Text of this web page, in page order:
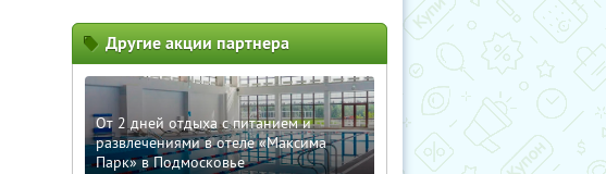
Другие акции партнера
От 2 дней отдыха с питанием и
развлечениями в отеле «Максима
Парк» в Подмосковье